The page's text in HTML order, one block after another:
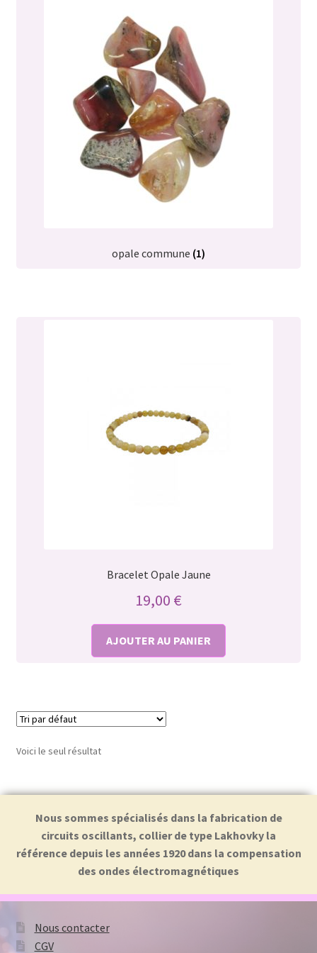
opale commune (1)
Bracelet Opale Jaune
19,00 €
AJOUTER AU PANIER
Voici le seul résultat
Nous sommes spécialisés dans la fabrication de
circuits oscillants, collier de type Lakhovky la
référence depuis les années 1920 dans la compensation
des ondes électromagnétiques
Nous contacter
CGV